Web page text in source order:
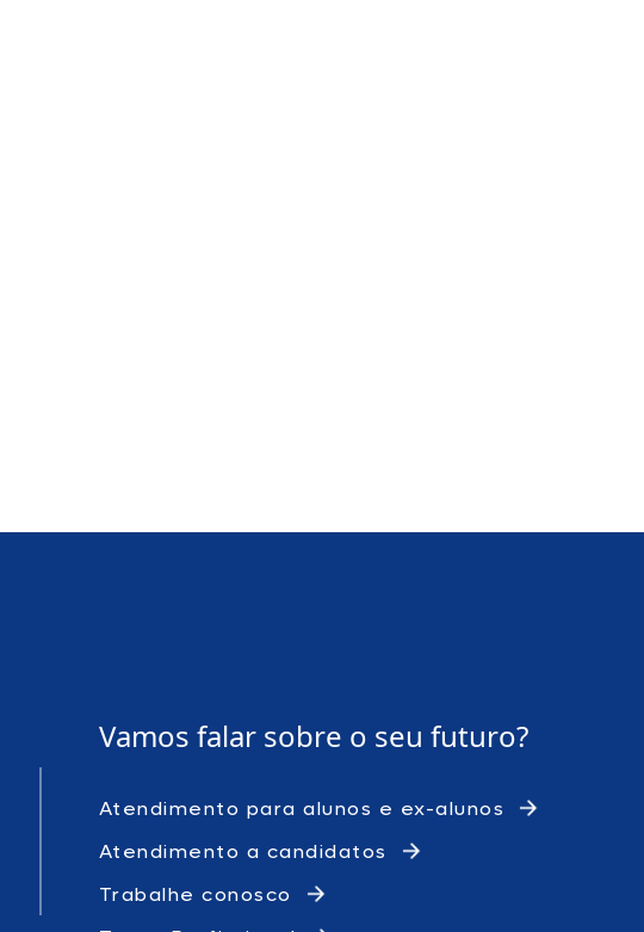
Vamos falar sobre o seu futuro?
Atendimento para alunos e ex-alunos
Atendimento a candidatos
Trabalhe conosco